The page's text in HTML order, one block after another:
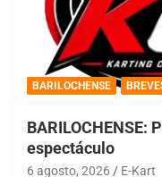
BARILOCHENSE
BARILOCHENSE:
espectáculo
6 agosto, 2026 E-Kart